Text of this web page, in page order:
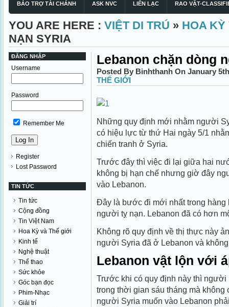
BẢO TRỢ TÀI CHÁNH ASK NVC LIÊN LẠC RAO VẶT-
YOU ARE HERE : VIỆT DI TRÚ » HOA KỲ
NẠN SYRIA
ĐĂNG NHẬP
Username
Password
Remember Me
Register
Lost Password
TIN TỨC
Tin tức
Cộng đồng
Tin Việt Nam
Hoa Kỳ và Thế giới
Kinh tế
Nghệ thuật
Thể thao
Sức khỏe
Góc bạn đọc
Phim-Nhạc
Giải trí
Lebanon chặn dòng
Posted By Binhthanh On January
THẾ GIỚI
Những quy định mới nhằm người
có hiệu lực từ thứ Hai ngày 5/1
chiến tranh ở Syria.
Trước đây thì việc đi lại giữa hai
không bị hạn chế nhưng giờ đây
vào Lebanon.
Đây là bước đi mới nhất trong
người tỵ nạn. Lebanon đã có hơn
Không rõ quy định về thị thực này
người Syria đã ở Lebanon và
Lebanon vật lộn với
Trước khi có quy định này thì
trong thời gian sáu tháng mà
người Syria muốn vào Lebanon